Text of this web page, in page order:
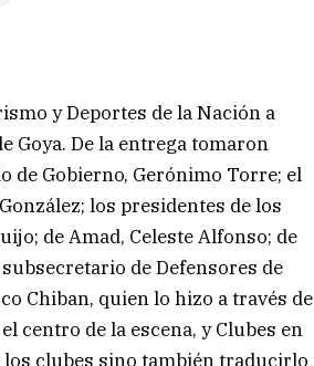
y Deportes de la Nación a
Goya. De la entrega tomaron
de Gobierno, Gerónimo Torre; el
los presidentes de los
de Amad, Celeste Alfonso; de
de Defensores de
Chiban, quien lo hizo a través de
centro de la escena, y Clubes en
los clubes sino también traducirlo